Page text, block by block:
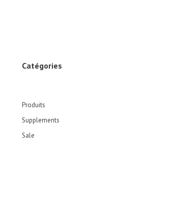
Catégories
Produits
Supplements
Sale